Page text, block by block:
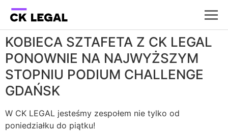
KOBIECA SZTAFETA Z CK LEGAL
PONOWNIE NA NAJWYŻSZYM
STOPNIU PODIUM CHALLENGE
GDAŃSK
W CK LEGAL jesteśmy zespołem nie tylko od
poniedziałku do piątku!